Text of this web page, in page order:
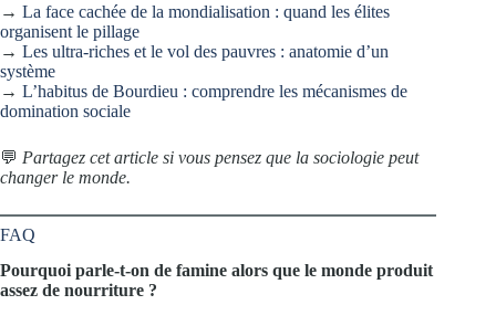
→ La face cachée de la mondialisation : quand les élites
organisent le pillage
→ Les ultra-riches et le vol des pauvres : anatomie d’un
système
→ L’habitus de Bourdieu : comprendre les mécanismes de
domination sociale
💬 Partagez cet article si vous pensez que la sociologie peut
changer le monde.
FAQ
Pourquoi parle-t-on de famine alors que le monde produit
assez de nourriture ?